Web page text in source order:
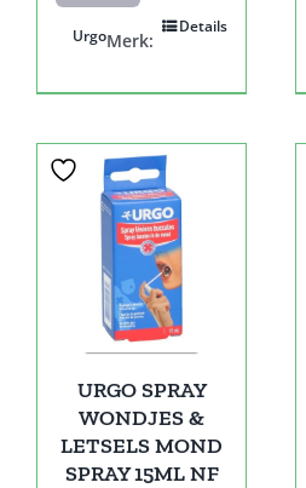
Details
Merk:
Urgo
URGO SPRAY
WONDJES &
LETSELS MOND
SPRAY 15ML NF